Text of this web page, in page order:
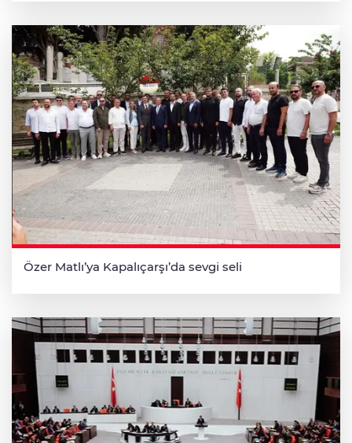
Özer Matlı’ya Kapalıçarşı’da sevgi seli